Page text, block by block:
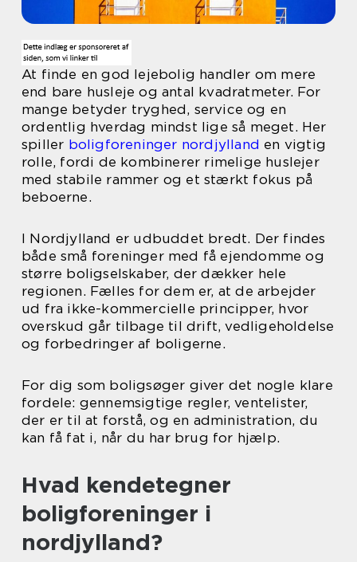
At finde en god lejebolig handler om mere
end bare husleje og antal kvadratmeter. For
mange betyder tryghed, service og en
ordentlig hverdag mindst lige så meget. Her
spiller boligforeninger nordjylland en vigtig
rolle, fordi de kombinerer rimelige huslejer
med stabile rammer og et stærkt fokus på
beboerne.
I Nordjylland er udbuddet bredt. Der findes
både små foreninger med få ejendomme og
større boligselskaber, der dækker hele
regionen. Fælles for dem er, at de arbejder
ud fra ikke-kommercielle principper, hvor
overskud går tilbage til drift, vedligeholdelse
og forbedringer af boligerne.
For dig som boligsøger giver det nogle klare
fordele: gennemsigtige regler, ventelister,
der er til at forstå, og en administration, du
kan få fat i, når du har brug for hjælp.
Hvad kendetegner
boligforeninger i
nordjylland?